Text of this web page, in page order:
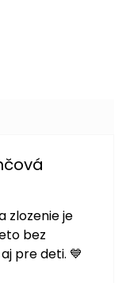
je 5 z 5
zlozenie je
bez
pre deti. 💙